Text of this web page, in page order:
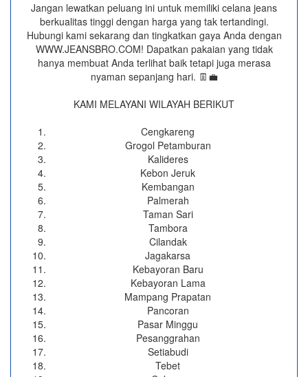
Jangan lewatkan peluang ini untuk memiliki celana jeans
berkualitas tinggi dengan harga yang tak tertandingi.
Hubungi kami sekarang dan tingkatkan gaya Anda dengan
WWW.JEANSBRO.COM! Dapatkan pakaian yang tidak
hanya membuat Anda terlihat baik tetapi juga merasa
nyaman sepanjang hari. 👖💼
KAMI MELAYANI WILAYAH BERIKUT
Cengkareng
Grogol Petamburan
Kalideres
Kebon Jeruk
Kembangan
Palmerah
Taman Sari
Tambora
Cilandak
Jagakarsa
Kebayoran Baru
Kebayoran Lama
Mampang Prapatan
Pancoran
Pasar Minggu
Pesanggrahan
Setiabudi
Tebet